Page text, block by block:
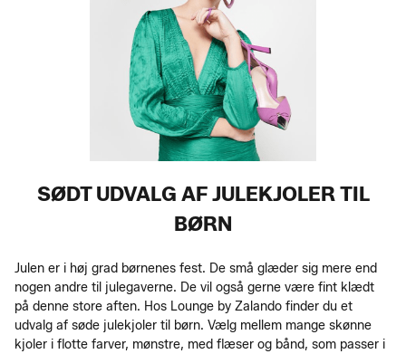
SØDT UDVALG AF JULEKJOLER TIL
BØRN
Julen er i høj grad børnenes fest. De små glæder sig mere end
nogen andre til julegaverne. De vil også gerne være fint klædt
på denne store aften. Hos Lounge by Zalando finder du et
udvalg af søde julekjoler til børn. Vælg mellem mange skønne
kjoler i flotte farver, mønstre, med flæser og bånd, som passer i